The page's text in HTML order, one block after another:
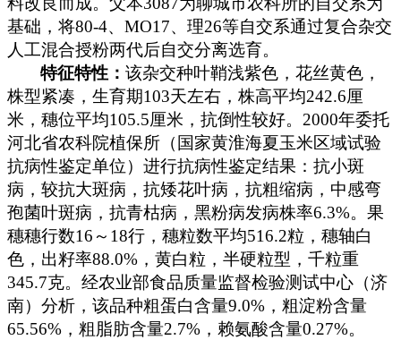
基础，将80-4、 MO17、理26等自交系通过复合杂交
人工混合授粉两代后自交分离选育。
特征特性：该杂交种叶鞘浅紫色，花丝黄色，
株型紧凑，生育期103天左右，株高平均242.6厘
米 ，穗位平均105.5厘米 ，抗倒性较好。 2000年委托
河北省农科院植保所（国家黄淮海夏玉米区域试验
抗病性鉴定单位）进行抗病性鉴定结果：抗小斑
病，较抗大斑病，抗矮花叶病，抗粗缩病，中感弯
孢菌叶斑病，抗青枯病，黑粉病发病株率6.3%。果
穗穗行数16 ～ 18行，穗粒数平均516.2粒，穗轴白
色，出籽率88.0% ，黄白粒，半硬粒型，千粒重
345.7克。经农业部食品质量监督检验测试中心（济
南）分析，该品种粗蛋白含量9.0% ，粗淀粉含量
65.56% ，粗脂肪含量2.7% ，赖氨酸含量0.27%。